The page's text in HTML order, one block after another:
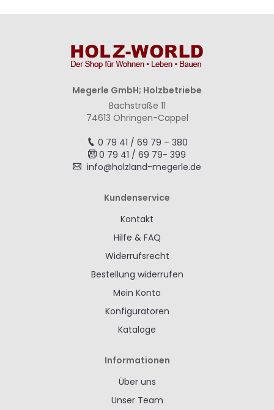
Megerle GmbH; Holzbetriebe
Bachstraße 11
74613 Öhringen-Cappel
0 79 41 / 69 79 – 380
0 79 41 / 69 79- 399
info@holzland-megerle.de
Kundenservice
Kontakt
Hilfe & FAQ
Widerrufsrecht
Bestellung widerrufen
Mein Konto
Konfiguratoren
Kataloge
Informationen
Über uns
Unser Team